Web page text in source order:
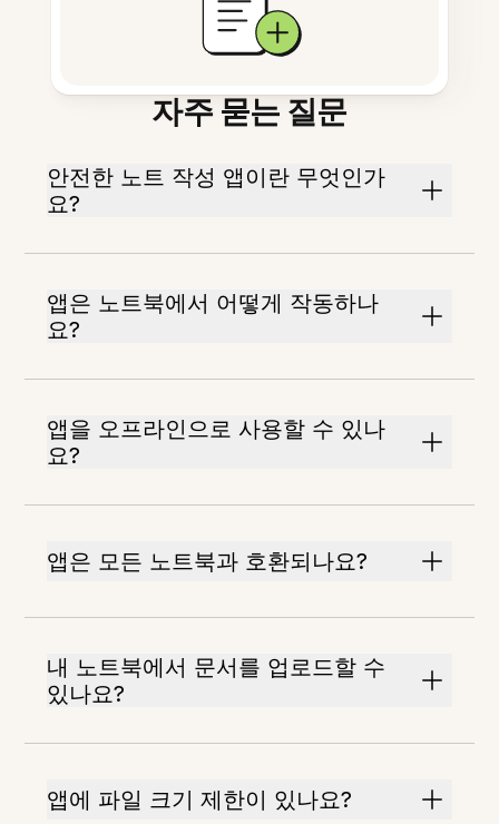
자주 묻는 질문
안전한 노트 작성 앱이란 무엇인가
요?
앱은 노트북에서 어떻게 작동하나
요?
앱을 오프라인으로 사용할 수 있나
요?
앱은 모든 노트북과 호환되나요?
내 노트북에서 문서를 업로드할 수
있나요?
앱에 파일 크기 제한이 있나요?